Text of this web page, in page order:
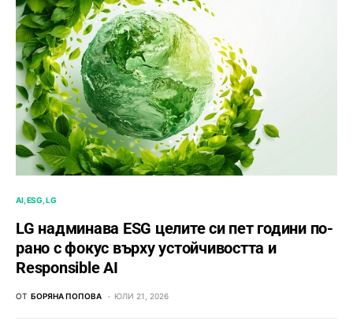
AI ESG LG
LG надминава ESG целите си пет години по-
рано с фокус върху устойчивостта и
Responsible AI
ОТ БОРЯНА ПОПОВА ЮЛИ 21, 2026